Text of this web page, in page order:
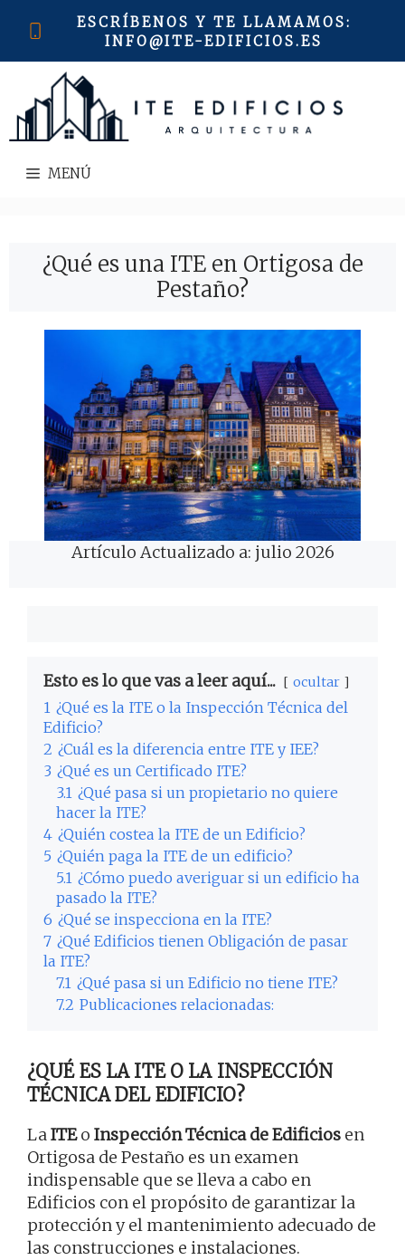
ESCRÍBENOS Y TE LLAMAMOS:
INFO@ITE-EDIFICIOS.ES
MENÚ
¿Qué es una ITE en Ortigosa de
Pestaño?
Artículo Actualizado a: julio 2026
Esto es lo que vas a leer aquí... ocultar
1 ¿Qué es la ITE o la Inspección Técnica del
Edificio?
2 ¿Cuál es la diferencia entre ITE y IEE?
3 ¿Qué es un Certificado ITE?
3.1 ¿Qué pasa si un propietario no quiere
hacer la ITE?
4 ¿Quién costea la ITE de un Edificio?
5 ¿Quién paga la ITE de un edificio?
5.1 ¿Cómo puedo averiguar si un edificio ha
pasado la ITE?
6 ¿Qué se inspecciona en la ITE?
7 ¿Qué Edificios tienen Obligación de pasar
la ITE?
7.1 ¿Qué pasa si un Edificio no tiene ITE?
7.2 Publicaciones relacionadas:
¿QUÉ ES LA ITE O LA INSPECCIÓN
TÉCNICA DEL EDIFICIO?
LaITEo Inspección Técnica de Edificios en
Ortigosa de Pestaño es un examen
indispensable que se lleva a cabo en
Edificios con el propósito de garantizar la
protección y el mantenimiento adecuado de
las construcciones e instalaciones.